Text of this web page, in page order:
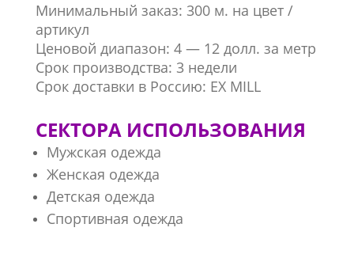
Минимальный заказ: 300 м. на цвет /
артикул
Ценовой диапазон: 4 — 12 долл. за метр
Срок производства: 3 недели
Срок доставки в Россию: EX MILL
СЕКТОРА ИСПОЛЬЗОВАНИЯ
Мужская одежда
Женская одежда
Детская одежда
Спортивная одежда